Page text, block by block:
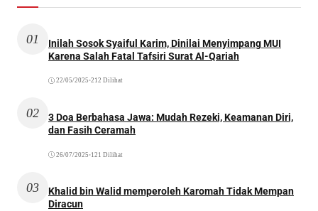
01
Inilah Sosok Syaiful Karim, Dinilai Menyimpang MUI
Karena Salah Fatal Tafsiri Surat Al-Qariah
22/05/2025 •212 Dilihat
02
3 Doa Berbahasa Jawa: Mudah Rezeki, Keamanan Diri,
dan Fasih Ceramah
26/07/2025 •121 Dilihat
03
Khalid bin Walid memperoleh Karomah Tidak Mempan
Diracun